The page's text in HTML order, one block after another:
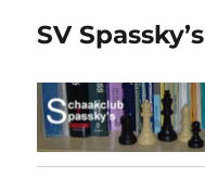
SV Spassky’s